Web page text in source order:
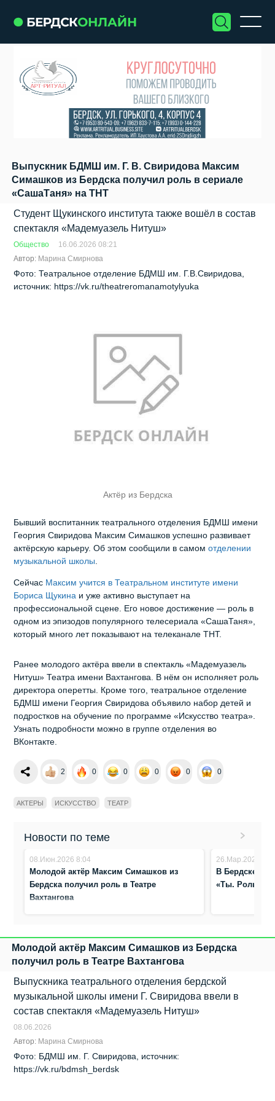
Выпускник БДМШ им. Г. В. Свиридова Максим
Симашков из Бердска получил роль в сериале
«СашаТаня» на ТНТ
Студент Щукинского института также вошёл в состав
спектакля «Мадемуазель Нитуш»
Общество
16.06.2026 08:21
Автор: Марина Смирнова
Фото: Театральное отделение БДМШ им. Г.В.Свиридова,
источник: https://vk.ru/theatreromanamotylyuka
Актёр из Бердска
Бывший воспитанник театрального отделения БДМШ имени
Георгия Свиридова Максим Симашков успешно развивает
актёрскую карьеру. Об этом сообщили в самомотделении
музыкальной школы.
Сейчас Максим учится в Театральном институте имени
Бориса Щукина и уже активно выступает на
профессиональной сцене. Его новое достижение — роль в
одном из эпизодов популярного телесериала «СашаТаня»,
который много лет показывают на телеканале ТНТ.
Ранее молодого актёра ввели в спектакль «Мадемуазель
Нитуш» Театра имени Вахтангова. В нём он исполняет роль
директора оперетты. Кроме того, театральное отделение
БДМШ имени Георгия Свиридова объявило набор детей и
подростков на обучение по программе «Искусство театра».
Узнать подробности можно в группе отделения во
ВКонтакте.
2 0 0 0 0 0
АКТЕРЫ ИСКУССТВО ТЕАТР
Новости по теме
08.Июн.2026 8:04
Молодой актёр Максим Симашков из
Бердска получил роль в Театре
Вахтангова
26.Мар.2026
В Бердске
«Ты. Роль.
Молодой актёр Максим Симашков из Бердска
получил роль в Театре Вахтангова
Выпускника театрального отделения бердской
музыкальной школы имени Г. Свиридова ввели в
состав спектакля «Мадемуазель Нитуш»
08.06.2026
Автор: Марина Смирнова
Фото: БДМШ им. Г. Свиридова, источник:
https://vk.ru/bdmsh_berdsk